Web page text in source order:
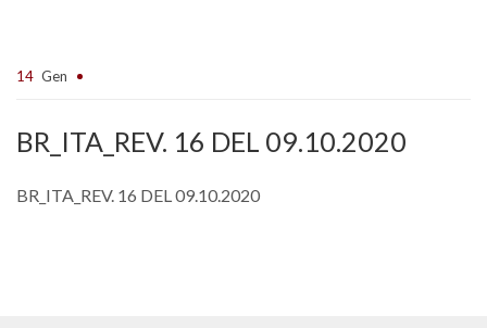
14 Gen
BR_ITA_REV. 16 DEL 09.10.2020
BR_ITA_REV. 16 DEL 09.10.2020